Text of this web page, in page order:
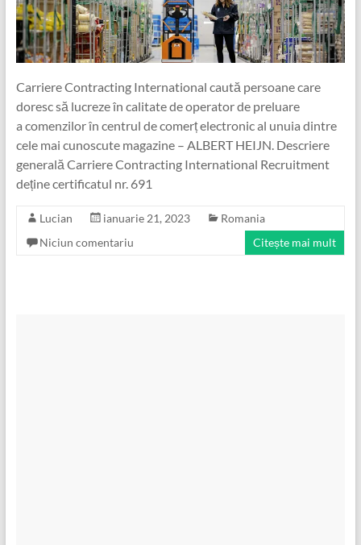
Carriere Contracting International caută persoane care
doresc să lucreze în calitate de operator de preluare
a comenzilor în centrul de comerț electronic al unuia dintre
cele mai cunoscute magazine – ALBERT HEIJN. Descriere
generală Carriere Contracting International Recruitment
deține certificatul nr. 691
Lucian ianuarie 21, 2023
Romania
Niciun comentariu
Citește mai mult